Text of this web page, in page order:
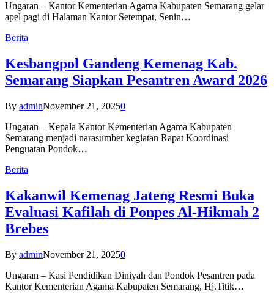
Ungaran – Kantor Kementerian Agama Kabupaten Semarang gelar
apel pagi di Halaman Kantor Setempat, Senin…
Berita
Kesbangpol Gandeng Kemenag Kab.
Semarang Siapkan Pesantren Award 2026
By adminNovember 21, 20250
Ungaran – Kepala Kantor Kementerian Agama Kabupaten
Semarang menjadi narasumber kegiatan Rapat Koordinasi
Penguatan Pondok…
Berita
Kakanwil Kemenag Jateng Resmi Buka
Evaluasi Kafilah di Ponpes Al-Hikmah 2
Brebes
By adminNovember 21, 20250
Ungaran – Kasi Pendidikan Diniyah dan Pondok Pesantren pada
Kantor Kementerian Agama Kabupaten Semarang, Hj.Titik…